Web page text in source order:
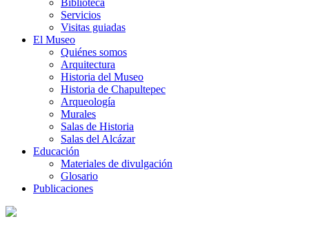
Biblioteca
Servicios
Visitas guiadas
El Museo
Quiénes somos
Arquitectura
Historia del Museo
Historia de Chapultepec
Arqueología
Murales
Salas de Historia
Salas del Alcázar
Educación
Materiales de divulgación
Glosario
Publicaciones